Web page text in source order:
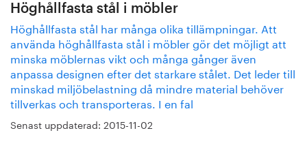
Höghållfasta stål i möbler
Höghållfasta stål har många olika tillämpningar. Att
använda höghållfasta stål i möbler gör det möjligt att
minska möblernas vikt och många gånger även
anpassa designen efter det starkare stålet. Det leder till
minskad miljöbelastning då mindre material behöver
tillverkas och transporteras. I en fal
Senast uppdaterad: 2015-11-02